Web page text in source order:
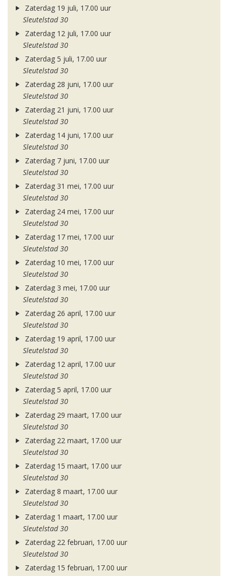
Zaterdag 19 juli, 17.00 uur
Sleutelstad 30
Zaterdag 12 juli, 17.00 uur
Sleutelstad 30
Zaterdag 5 juli, 17.00 uur
Sleutelstad 30
Zaterdag 28 juni, 17.00 uur
Sleutelstad 30
Zaterdag 21 juni, 17.00 uur
Sleutelstad 30
Zaterdag 14 juni, 17.00 uur
Sleutelstad 30
Zaterdag 7 juni, 17.00 uur
Sleutelstad 30
Zaterdag 31 mei, 17.00 uur
Sleutelstad 30
Zaterdag 24 mei, 17.00 uur
Sleutelstad 30
Zaterdag 17 mei, 17.00 uur
Sleutelstad 30
Zaterdag 10 mei, 17.00 uur
Sleutelstad 30
Zaterdag 3 mei, 17.00 uur
Sleutelstad 30
Zaterdag 26 april, 17.00 uur
Sleutelstad 30
Zaterdag 19 april, 17.00 uur
Sleutelstad 30
Zaterdag 12 april, 17.00 uur
Sleutelstad 30
Zaterdag 5 april, 17.00 uur
Sleutelstad 30
Zaterdag 29 maart, 17.00 uur
Sleutelstad 30
Zaterdag 22 maart, 17.00 uur
Sleutelstad 30
Zaterdag 15 maart, 17.00 uur
Sleutelstad 30
Zaterdag 8 maart, 17.00 uur
Sleutelstad 30
Zaterdag 1 maart, 17.00 uur
Sleutelstad 30
Zaterdag 22 februari, 17.00 uur
Sleutelstad 30
Zaterdag 15 februari, 17.00 uur